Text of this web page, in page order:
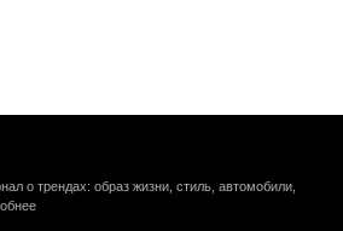
о трендах: образ жизни, стиль, автомобили,